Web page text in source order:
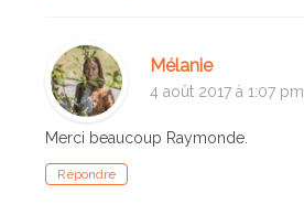
Mélanie
4 août 2017 à 1:07 pm
Merci beaucoup Raymonde.
Répondre